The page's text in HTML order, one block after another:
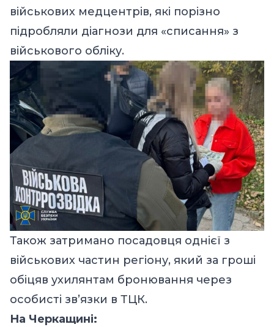
військових медцентрів, які порізно
підробляли діагнози для «списання» з
військового обліку.
Також затримано посадовця однієї з
військових частин регіону, який за гроші
обіцяв ухилянтам бронювання через
особисті зв’язки в ТЦК.
На Черкащині: